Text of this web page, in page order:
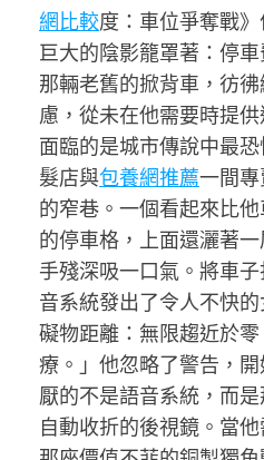
網比較度：車位爭奪戰
巨大的陰影籠罩著：停
那輛老舊的掀背車，彷
慮，從未在他需要時提
面臨的是城市傳說中最
髮店與包養網推薦一間
的窄巷。一個看起來比
的停車格，上面還灑著
手殘深吸一口氣。將車
音系統發出了令人不快
礙物距離：無限趨近於
療。」他忽略了警告，
厭的不是語音系統，而
自動收折的後視鏡。當